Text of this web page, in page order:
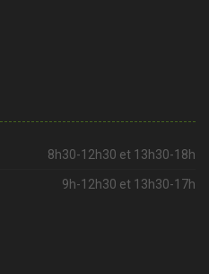
8h30-12h30 et 13h30-18h
9h-12h30 et 13h30-17h